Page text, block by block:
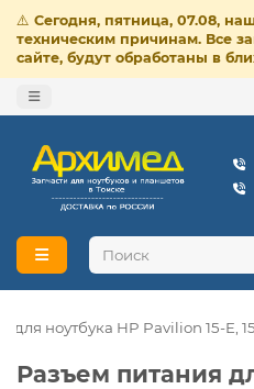
⚠️ Сегодня, пятница, 07.08,
техническим причинам. Все
сайте, будут обработаны в
для ноутбука HP Pavilion 15-E,
Разъем питания